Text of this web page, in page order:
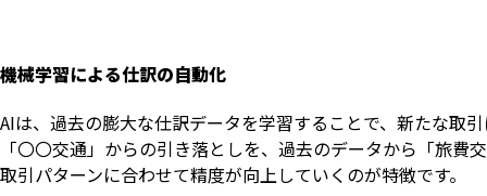
機械学習による仕訳の自動化
AIは、過去の膨大な仕訳データを学習することで、新たな取
「〇〇交通」からの引き落としを、過去のデータから「旅
取引パターンに合わせて精度が向上していくのが特徴です。